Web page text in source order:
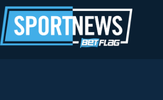
al
contenuto